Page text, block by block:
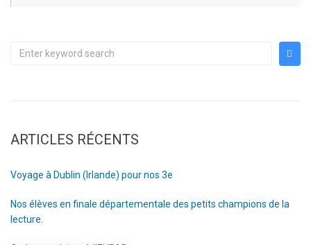
ARTICLES RÉCENTS
Voyage à Dublin (Irlande) pour nos 3e
Nos élèves en finale départementale des petits champions de la
lecture.